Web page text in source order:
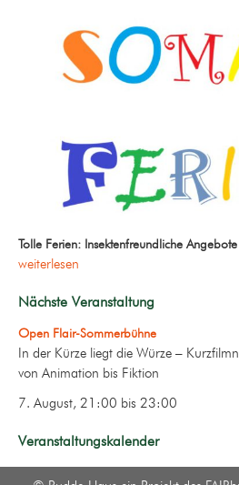
Tolle Ferien: Insektenfreundliche
weiterlesen
Nächste Veranstaltung
Open Flair-Sommerbühne
In der Kürze liegt die Würze –
von Animation bis Fiktion
7. August, 21:00 bis 23:00
Veranstaltungskalender